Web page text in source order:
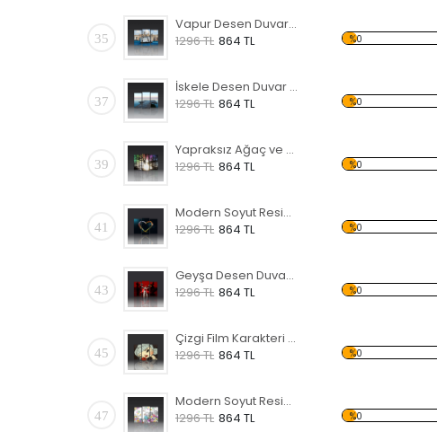
35
Vapur Desen Duvar Panosu
1296 TL 864 TL %0
37
İskele Desen Duvar Panosu
1296 TL 864 TL %0
39
Yapraksız Ağaç ve Renkli Gökyüzü Forex Tablo
1296 TL 864 TL %0
41
Modern Soyut Resim 21 Forex Tablo
1296 TL 864 TL %0
43
Geyşa Desen Duvar Panosu
1296 TL 864 TL %0
45
Çizgi Film Karakteri ve Kuş Forex Tablo
1296 TL 864 TL %0
47
Modern Soyut Resim 11 Forex Tablo
1296 TL 864 TL %0